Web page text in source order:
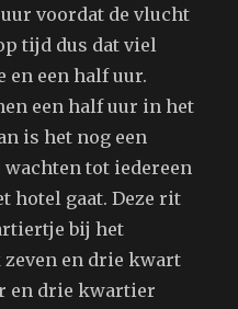
voordat de vlucht
tijd dus dat viel
en een half uur.
een half uur in het
is het nog een
tot iedereen
hotel gaat. Deze rit
bij het
en drie kwart
en drie kwartier